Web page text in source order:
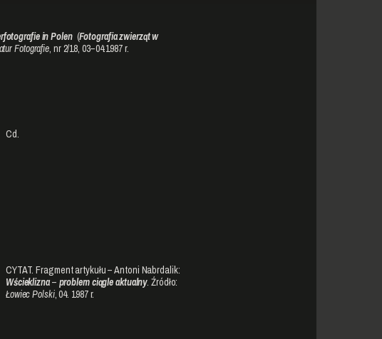
in Polen(Fotografia zwierząt w
Fotografie, nr 2/18, 03–04.1987 r.
Cd.
CYTAT. Fragment artykułu – Antoni Nabrdalik:
Wścieklizna– problem ciągle aktualny. Źródło:
Łowiec Polski, 04. 1987 r.